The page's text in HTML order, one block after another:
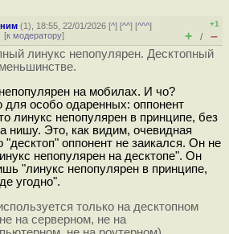
(1), 18:55, 22/01/2026 [^] [^^] [^^^]
[к модератору]
+1
+ / –
линукс непопулярен. Десктопный
на мобилах. И чо?
для особо одаренных: оппонент
линукс непопулярен в принципе, без
нишу. Это, как видим, очевидная
"десктоп" оппонент не заикался. Он не
непопулярен на десктопе". Он
"линукс непопулярен в принципе,
угодно".
только на десктопном
на серверном, не на